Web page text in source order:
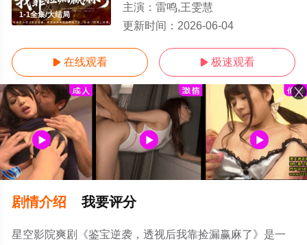
1-1全集/大结局
主演： 雷鸣,王雯慧
更新时间： 2026-06-04
 在线观看  极速观看
剧情介绍 我要评分
星空影院爽剧《鉴宝逆袭，透视后我靠捡漏赢麻了》是一